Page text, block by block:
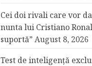
Cei doi rivali care vor
nunta lui Cristiano
suportă” August 8, 2026
Test de inteligență